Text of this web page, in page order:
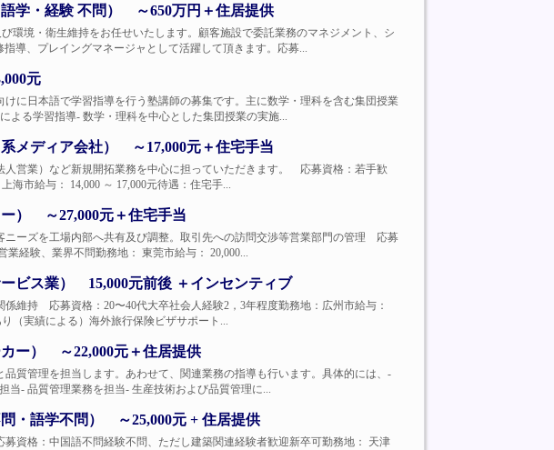
学・経験 不問） ～650万円＋住居提供
環境・衛生維持をお任せいたします。顧客施設で委託業務のマネジメント、シ
導、プレイングマネージャとして活躍して頂きます。応募...
元
けに日本語で学習指導を行う塾講師の募集です。主に数学・理科を含む集団授業
よる学習指導- 数学・理科を中心とした集団授業の実施...
メディア会社） ～17,000元＋住宅手当
人営業）など新規開拓業務を中心に担っていただきます。 応募資格：若手歓
海市給与： 14,000 ～ 17,000元待遇：住宅手...
） ～27,000元＋住宅手当
ニーズを工場内部へ共有及び調整。取引先への訪問交渉等営業部門の管理 応募
経験、業界不問勤務地： 東莞市給与： 20,000...
ビス業） 15,000元前後 ＋インセンティブ
係維持 応募資格：20〜40代大卒社会人経験2，3年程度勤務地：広州市給与：
（実績による）海外旅行保険ビザサポート...
ー） ～22,000元＋住居提供
品質管理を担当します。あわせて、関連業務の指導も行います。具体的には、-
当- 品質管理業務を担当- 生産技術および品質管理に...
・語学不問） ～25,000元 + 住居提供
資格：中国語不問経験不問、ただし建築関連経験者歓迎新卒可勤務地： 天津